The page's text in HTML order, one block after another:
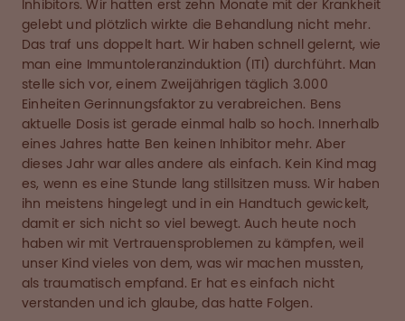
Inhibitors. Wir hatten erst zehn Monate mit der Krankheit
gelebt und plötzlich wirkte die Behandlung nicht mehr.
Das traf uns doppelt hart. Wir haben schnell gelernt, wie
man eine Immuntoleranzinduktion (ITI) durchführt. Man
stelle sich vor, einem Zweijährigen täglich 3.000
Einheiten Gerinnungsfaktor zu verabreichen. Bens
aktuelle Dosis ist gerade einmal halb so hoch. Innerhalb
eines Jahres hatte Ben keinen Inhibitor mehr. Aber
dieses Jahr war alles andere als einfach. Kein Kind mag
es, wenn es eine Stunde lang stillsitzen muss. Wir haben
ihn meistens hingelegt und in ein Handtuch gewickelt,
damit er sich nicht so viel bewegt. Auch heute noch
haben wir mit Vertrauensproblemen zu kämpfen, weil
unser Kind vieles von dem, was wir machen mussten,
als traumatisch empfand. Er hat es einfach nicht
verstanden und ich glaube, das hatte Folgen.